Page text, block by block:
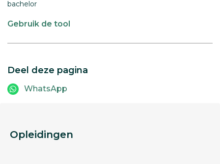
bachelor
Gebruik de tool
Deel deze pagina
WhatsApp
Opleidingen